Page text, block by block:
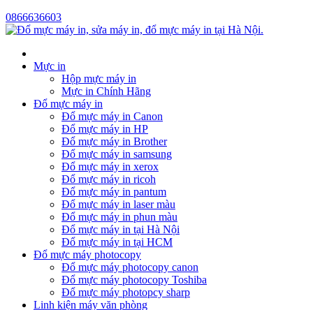
0866636603
Mực in
Hộp mực máy in
Mực in Chính Hãng
Đổ mực máy in
Đổ mực máy in Canon
Đổ mực máy in HP
Đổ mực máy in Brother
Đổ mực máy in samsung
Đổ mực máy in xerox
Đổ mực máy in ricoh
Đổ mực máy in pantum
Đổ mực máy in laser màu
Đổ mực máy in phun màu
Đổ mực máy in tại Hà Nội
Đổ mực máy in tại HCM
Đổ mực máy photocopy
Đổ mực máy photocopy canon
Đổ mực máy photocopy Toshiba
Đổ mực máy photopcy sharp
Linh kiện máy văn phòng